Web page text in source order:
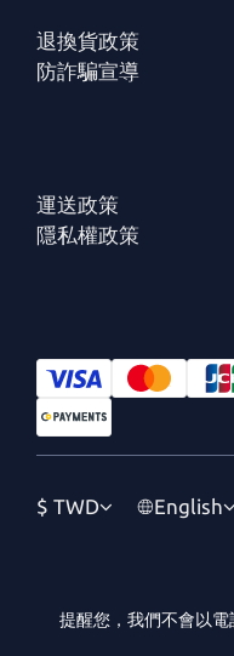
退換貨政策
防詐騙宣導
運送政策
隱私權政策
$ TWD English
提醒您，我們不會以電